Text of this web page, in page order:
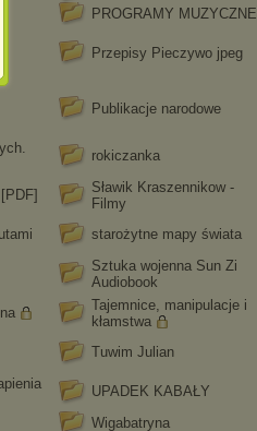
PROGRAMY MUZYCZNE
Przepisy Pieczywo jpeg
Publikacje narodowe
rokiczanka
Sławik Kraszennikow -
Filmy
starożytne mapy świata
Sztuka wojenna Sun Zi
Audiobook
Tajemnice, manipulacje i
kłamstwa
Tuwim Julian
UPADEK KABAŁY
Wigabatryna